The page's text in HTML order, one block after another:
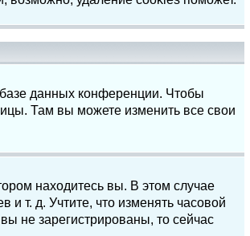
данных конференции. Чтобы
Там вы можете изменить все свои
находитесь вы. В этом случае
и т. д. Учтите, что изменять часовой
не зарегистрированы, то сейчас